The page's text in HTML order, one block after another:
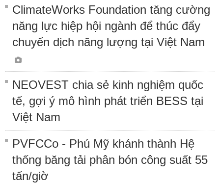
ClimateWorks Foundation tăng cường
năng lực hiệp hội ngành để thúc đẩy
chuyển dịch năng lượng tại Việt Nam
NEOVEST chia sẻ kinh nghiệm quốc
tế, gợi ý mô hình phát triển BESS tại
Việt Nam
PVFCCo - Phú Mỹ khánh thành Hệ
thống băng tải phân bón công suất 55
tấn/giờ